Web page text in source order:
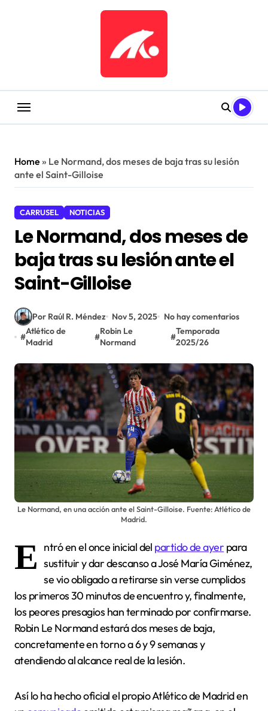
Home » Le Normand, dos meses de baja tras su lesión
ante el Saint-Gilloise
CARRUSEL NOTICIAS
Le Normand, dos meses de
baja tras su lesión ante el
Saint-Gilloise
Por Raúl R. Méndez Nov 5, 2025
No hay comentarios
#
Atlético de
Madrid
#
Robin Le
Normand
#
Temporada
2025/26
Le Normand, en una acción ante el Saint-Gilloise. Fuente: Atlético de
Madrid.
E ntró en el once inicial del partido de ayer para
sustituir y dar descanso a José María Giménez,
se vio obligado a retirarse sin verse cumplidos
los primeros 30 minutos de encuentro y, finalmente,
los peores presagios han terminado por confirmarse.
Robin Le Normand estará dos meses de baja,
concretamente en torno a 6 y 9 semanas y
atendiendo al alcance real de la lesión.
Así lo ha hecho oficial el propio Atlético de Madrid en